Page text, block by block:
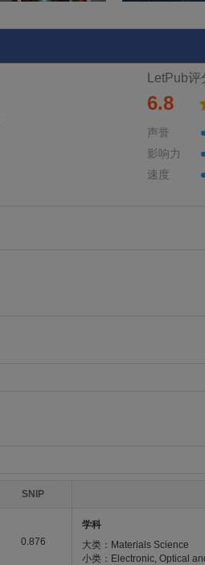
LetPub评
6.8
声誉
影响力
速度
SNIP
0.876
学科
大类：Materials Science
小类：Electronic, Optical